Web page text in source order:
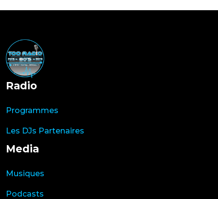
Radio
Programmes
Les DJs Partenaires
Media
Musiques
Podcasts